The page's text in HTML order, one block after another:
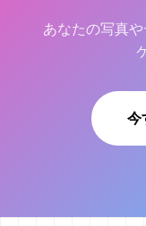
あなたの写真
今